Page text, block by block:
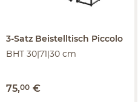
3-Satz Beistelltisch Piccolo
BHT 30|71|30 cm
75,00 €